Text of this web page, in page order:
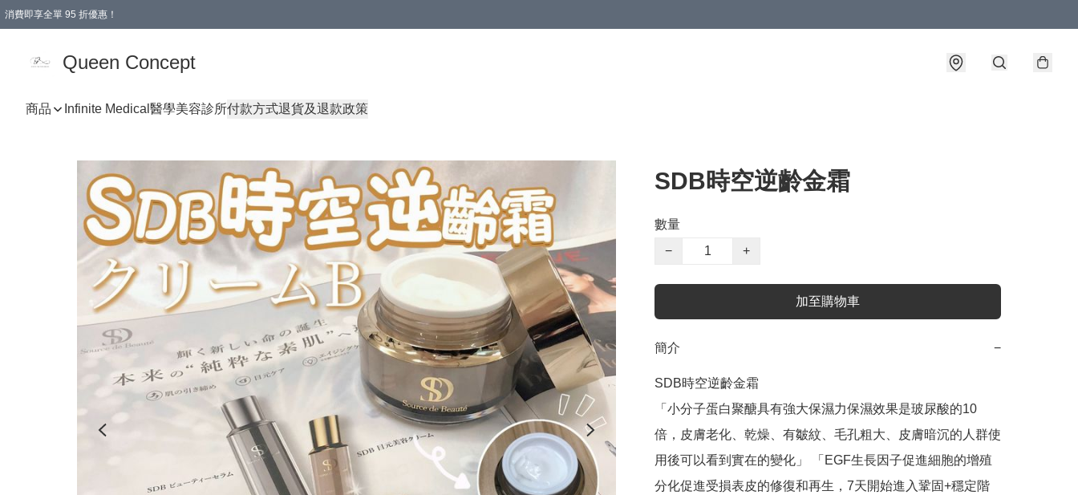
消費即享全單 95 折優惠！
Queen Concept
商品 Infinite Medical醫學美容診所付款方式退貨及退款政策
SDB時空逆齡金霜
數量
−
+
加至購物車
簡介 −
SDB時空逆齡金霜
「小分子蛋白聚醣具有強大保濕力保濕效果是玻尿酸的10
倍，皮膚老化、乾燥、有皺紋、毛孔粗大、皮膚暗沉的人群使
用後可以看到實在的變化」 「EGF生長因子促進細胞的增殖
分化促進受損表皮的修復和再生，7天開始進入鞏固+穩定階